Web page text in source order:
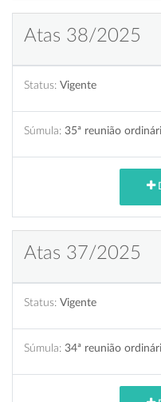
Atas 38/2025
Status: Vigente
Súmula: 35ª reunião
Atas 37/2025
Status: Vigente
Súmula: 34ª reunião